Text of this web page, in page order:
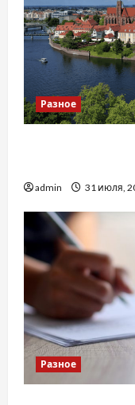
Разное
admin 31 июля,
Разное